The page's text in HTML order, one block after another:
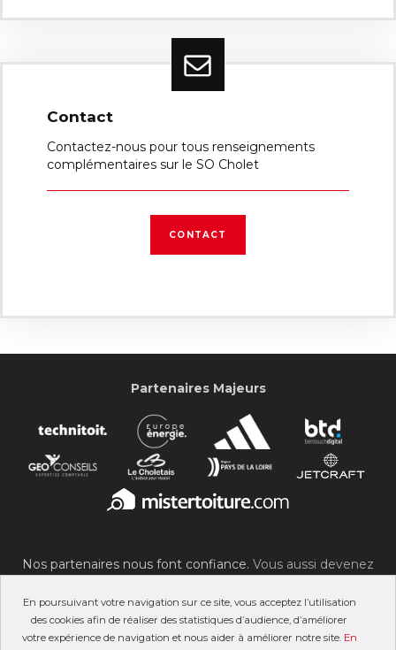
En poursuivant votre navigation sur ce site, vous acceptez l’utilisation
des cookies afin de réaliser des statistiques d’audience, d’améliorer
votre expérience de navigation et nous aider à améliorer notre site. En
Contact
Contactez-nous pour tous renseignements
complémentaires sur le SO Cholet
CONTACT
Partenaires Majeurs
Nos partenaires nous font confiance. Vous aussi devenez